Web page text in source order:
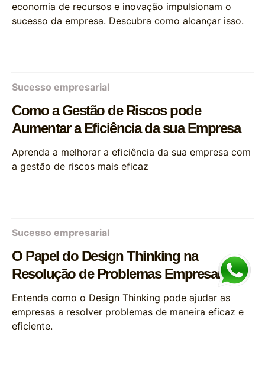
economia de recursos e inovação impulsionam o
sucesso da empresa. Descubra como alcançar isso.
Sucesso empresarial
Como a Gestão de Riscos pode
Aumentar a Eficiência da sua Empresa
Aprenda a melhorar a eficiência da sua empresa com
a gestão de riscos mais eficaz
Sucesso empresarial
O Papel do Design Thinking na
Resolução de Problemas Empresariais
Entenda como o Design Thinking pode ajudar as
empresas a resolver problemas de maneira eficaz e
eficiente.